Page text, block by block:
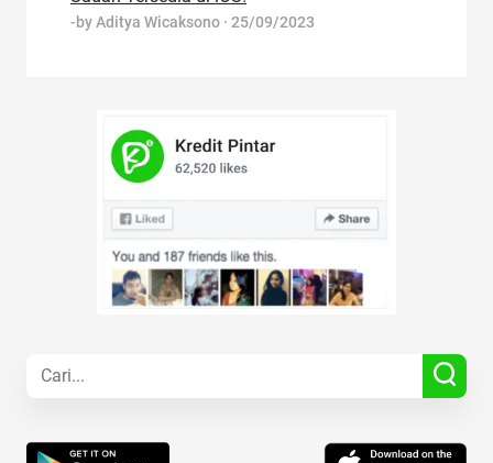
-byAditya Wicaksono · 25/09/2023